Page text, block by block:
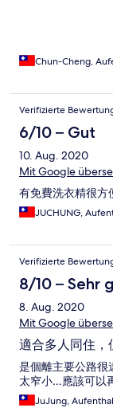
Chun-Cheng,
Verifizierte
6/10 – Gut
10. Aug. 2020
Mit Google
有免費洗衣精很方
JUCHUNG,
Verifizierte
8/10 – Sehr
8. Aug. 2020
Mit Google
適合多人同住，
是個離主要公路很
太窄小…應該可以
JuJung,